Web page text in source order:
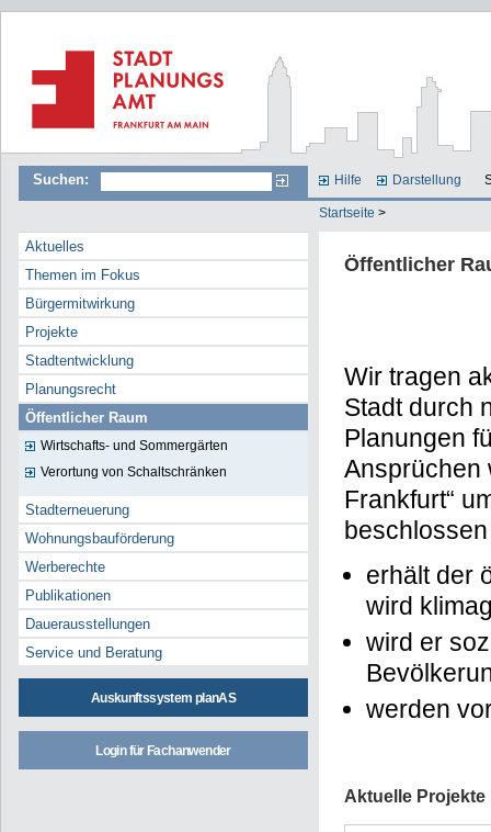
Suchen: Hilfe Darstellung
Startseite >
Aktuelles
Themen im Fokus
Bürgermitwirkung
Projekte
Stadtentwicklung
Planungsrecht
Öffentlicher Raum
Wirtschafts- und Sommergärten
Verortung von Schaltschränken
Stadterneuerung
Wohnungsbauförderung
Werberechte
Publikationen
Dauerausstellungen
Service und Beratung
Auskunftssystem planAS
Login für Fachanwender
Öffentlicher
Wir tragen
Stadt durch
Planungen
Ansprüchen
Frankfurt“
erhält der
wird
wird er
werden
Aktuelle